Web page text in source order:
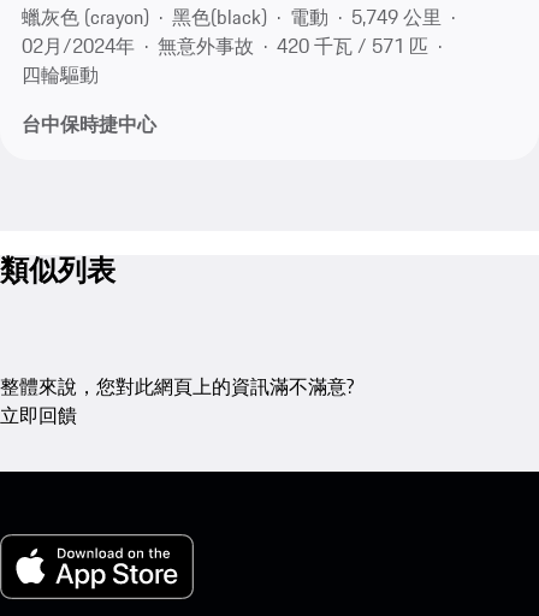
蠟灰色 (crayon)
黑色(black) 電動
5,749 公里
02月/2024年
無意外事故
420 千瓦 / 571 匹
四輪驅動
台中保時捷中心
類似列表
整體來說，您對此網頁上的資訊滿不滿意?
立即回饋